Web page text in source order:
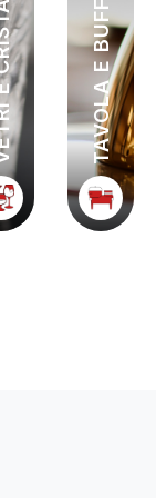
TAVOLA E BUFFET